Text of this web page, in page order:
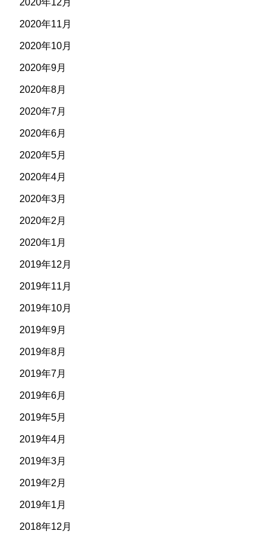
2020年12月
2020年11月
2020年10月
2020年9月
2020年8月
2020年7月
2020年6月
2020年5月
2020年4月
2020年3月
2020年2月
2020年1月
2019年12月
2019年11月
2019年10月
2019年9月
2019年8月
2019年7月
2019年6月
2019年5月
2019年4月
2019年3月
2019年2月
2019年1月
2018年12月